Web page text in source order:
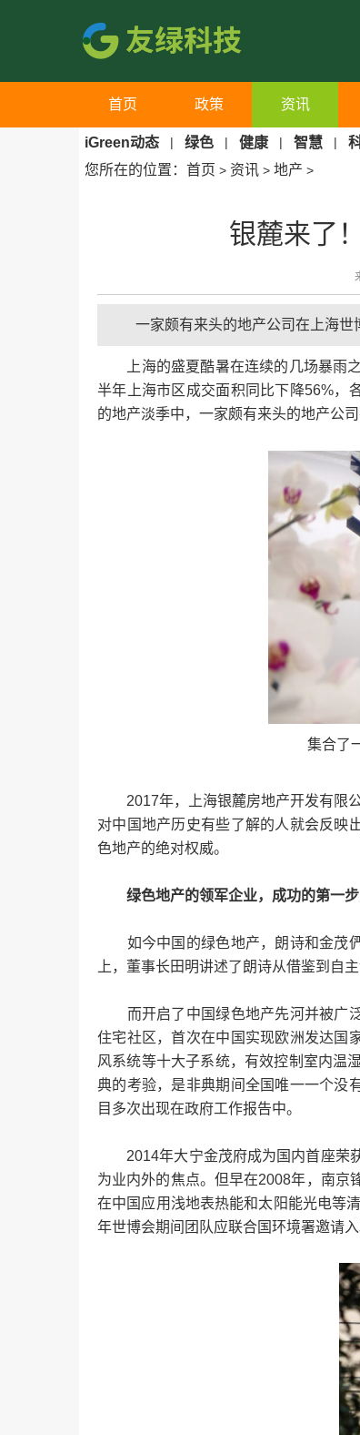
首页 政策 资讯
iGreen动态 | 绿色 | 健康 | 智慧 |
您所在的位置： 首页 > 资讯 > 地产 >
银麓来了
一家颇有来头的地产公司在上海世
上海的盛夏酷暑在连续的几场暴雨之
半年上海市区成交面积同比下降56%，
的地产淡季中，一家颇有来头的地产公
集合了一
2017年，上海银麓房地产开发有限公
对中国地产历史有些了解的人就会反映
色地产的绝对权威。
绿色地产的领军企业，成功的第一步
如今中国的绿色地产，朗诗和金茂俨
上，董事长田明讲述了朗诗从借鉴到自主
而开启了中国绿色地产先河并被广泛
住宅社区，首次在中国实现欧洲发达国
风系统等十大子系统，有效控制室内温
典的考验，是非典期间全国唯一一个没
目多次出现在政府工作报告中。
2014年大宁金茂府成为国内首座荣获
为业内外的焦点。但早在2008年，南京
在中国应用浅地表热能和太阳能光电等
年世博会期间团队应联合国环境署邀请